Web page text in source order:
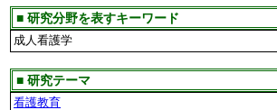
■ 研究分野を表すキーワード
成人看護学
■ 研究テーマ
看護教育